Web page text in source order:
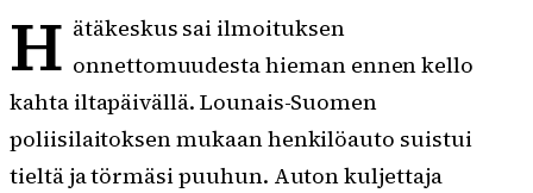
H ätäkeskus sai ilmoituksen
onnettomuudesta hieman ennen kello
kahta iltapäivällä. Lounais-Suomen
poliisilaitoksen mukaan henkilöauto suistui
tieltä ja törmäsi puuhun. Auton kuljettaja